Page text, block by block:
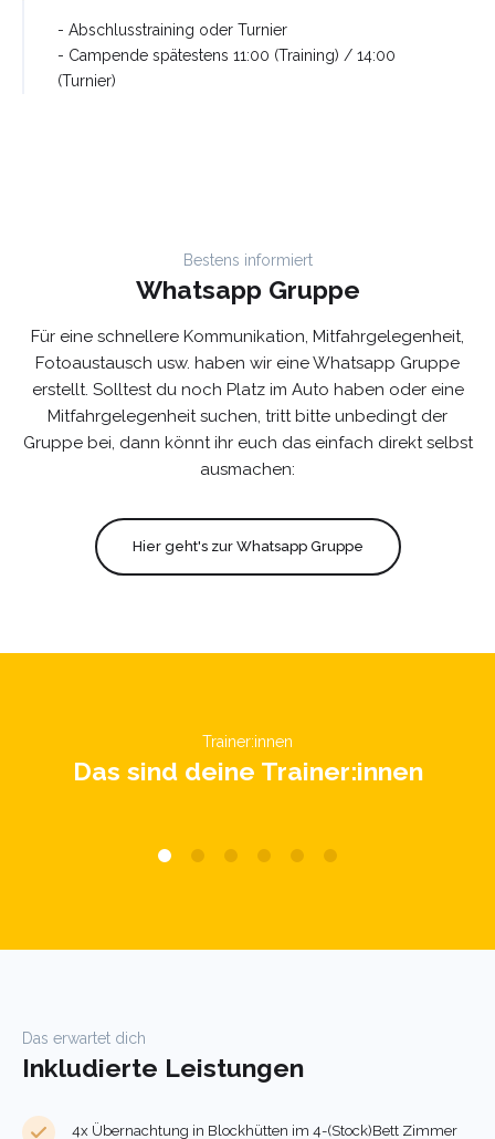
- Abschlusstraining oder Turnier
- Campende spätestens 11:00 (Training) / 14:00
(Turnier)
Bestens informiert
Whatsapp Gruppe
Für eine schnellere Kommunikation, Mitfahrgelegenheit,
Fotoaustausch usw. haben wir eine Whatsapp Gruppe
erstellt. Solltest du noch Platz im Auto haben oder eine
Mitfahrgelegenheit suchen, tritt bitte unbedingt der
Gruppe bei, dann könnt ihr euch das einfach direkt selbst
ausmachen:
Hier geht's zur Whatsapp Gruppe
Trainer:innen
Das sind deine Trainer:innen
Das erwartet dich
Inkludierte Leistungen
4x Übernachtung in Blockhütten im 4-(Stock)Bett Zimmer